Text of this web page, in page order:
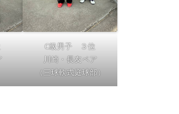
C級男子 ３位
川崎・長友ペア
（三球軟式庭球部）